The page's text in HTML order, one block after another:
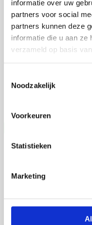
informatie over uw
partners voor social
partners kunnen deze
informatie die u aan ze
verzameld op basis
Noodzakelijk
Voorkeuren
Statistieken
Marketing
Martijn de Roij